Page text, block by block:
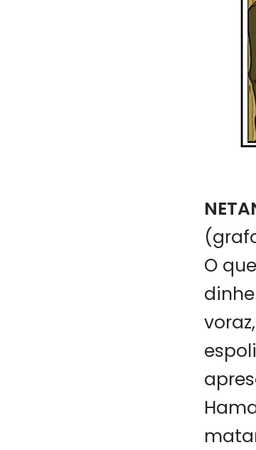
O